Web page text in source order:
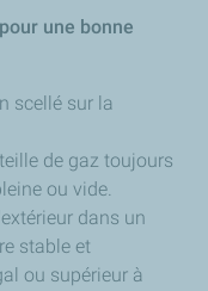
une bonne
scellé sur la
de gaz toujours
ou vide.
dans un
stable et
ou supérieur à